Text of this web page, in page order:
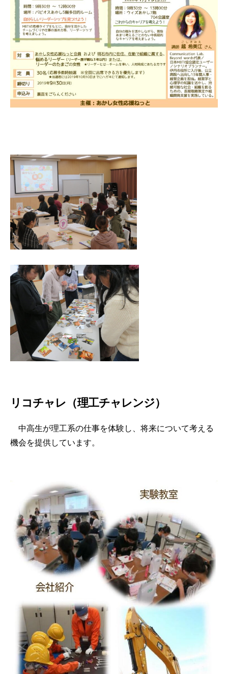
リコチャレ（理工チャレンジ）
中高生が理工系の仕事を体験し、将来について考える
機会を提供しています。